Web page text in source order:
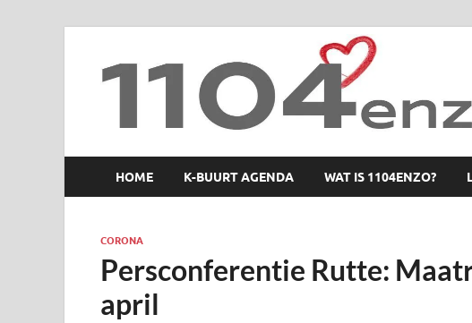
1104 en zo
HOME K-BUURT AGENDA WAT IS 1104ENZO?
CORONA
Persconferentie Rutte:
april